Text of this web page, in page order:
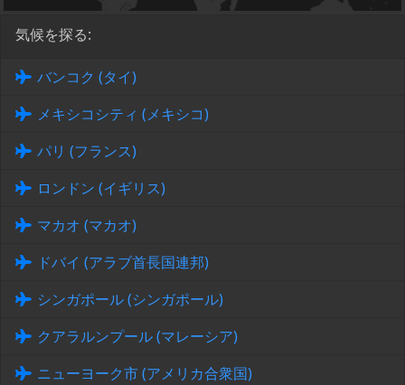
気候を探る:
バンコク (タイ)
メキシコシティ (メキシコ)
パリ (フランス)
ロンドン (イギリス)
マカオ (マカオ)
ドバイ (アラブ首長国連邦)
シンガポール (シンガポール)
クアラルンプール (マレーシア)
ニューヨーク市 (アメリカ合衆国)